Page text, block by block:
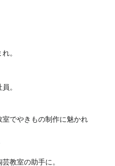
。
。
きもの制作に魅かれ
教室の助手に。